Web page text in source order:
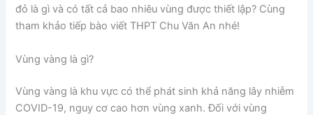
đỏ là gì và có tất cả bao nhiêu vùng được thiết lập? Cùng
tham khảo tiếp bào viết THPT Chu Văn An nhé!
Vùng vàng là gì?
Vùng vàng là khu vực có thể phát sinh khả năng lây nhiễm
COVID-19, nguy cơ cao hơn vùng xanh. Đối với vùng